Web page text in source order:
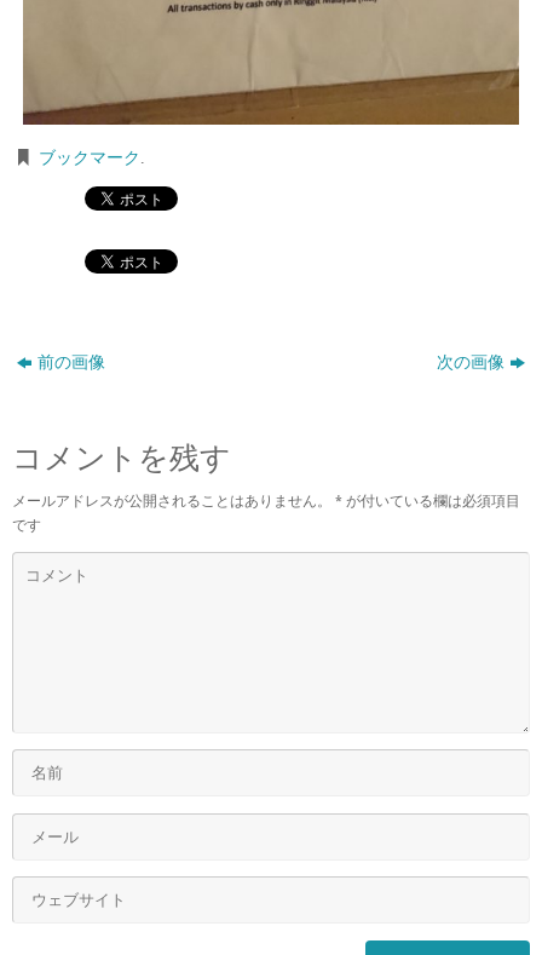
ブックマーク.
前の画像 次の画像
コメントを残す
メールアドレスが公開されることはありません。 *が付いている欄は必須項目
です